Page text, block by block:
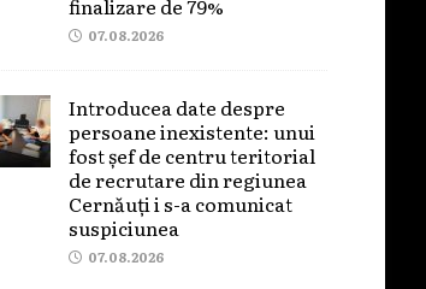
07.08.2026
Introducea date despre
persoane inexistente: unui
fost șef de centru teritorial
de recrutare din regiunea
Cernăuți i s-a comunicat
suspiciunea
07.08.2026